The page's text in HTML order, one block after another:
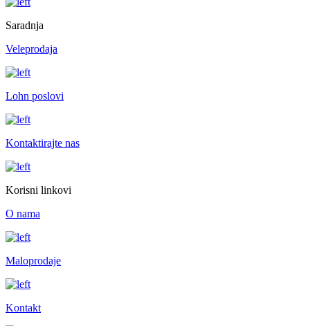
Saradnja
Veleprodaja
Lohn poslovi
Kontaktirajte nas
Korisni linkovi
O nama
Maloprodaje
Kontakt